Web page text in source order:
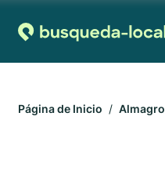
Página de Inicio Almagro